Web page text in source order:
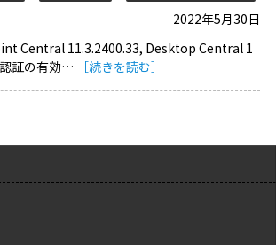
2022年5月30日
Central 11.3.2400.33, Desktop Central 1
証の有効…
［続きを読む］